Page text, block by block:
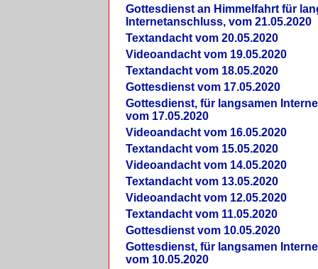
Gottesdienst an Himmelfahrt für
Internetanschluss, vom 21.05.2020
Textandacht vom 20.05.2020
Videoandacht vom 19.05.2020
Textandacht vom 18.05.2020
Gottesdienst vom 17.05.2020
Gottesdienst, für langsamen
vom 17.05.2020
Videoandacht vom 16.05.2020
Textandacht vom 15.05.2020
Videoandacht vom 14.05.2020
Textandacht vom 13.05.2020
Videoandacht vom 12.05.2020
Textandacht vom 11.05.2020
Gottesdienst vom 10.05.2020
Gottesdienst, für langsamen
vom 10.05.2020